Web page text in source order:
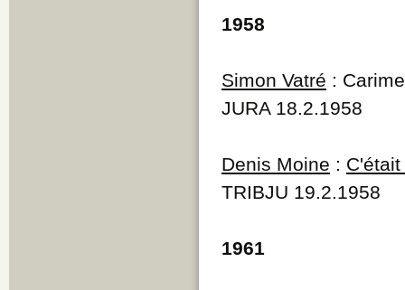
1958
Simon Vatré :
JURA 18.2.1958
Denis Moine :
TRIBJU 19.2.1958
1961